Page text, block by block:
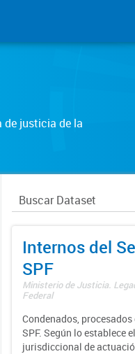
de justicia de la
Internos del
SPF
Ministerio de Justicia.
Federal
Condenados,
SPF. Según lo establece
jurisdiccional de